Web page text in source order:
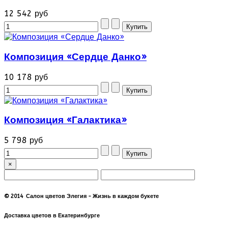
12 542 руб
Композиция «Сердце Данко»
10 178 руб
Композиция «Галактика»
5 798 руб
×
© 2014 Салон цветов Элегия - Жизнь в каждом букете
Доставка цветов в Екатеринбурге